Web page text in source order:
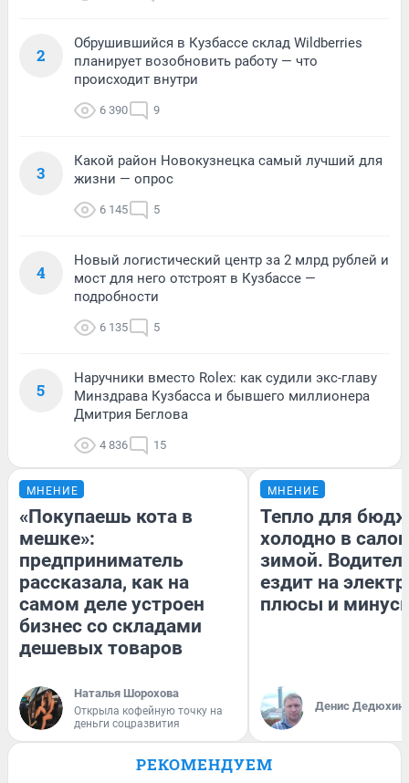
2
Обрушившийся в Кузбассе склад Wildberries
планирует возобновить работу — что
происходит внутри
6 390 9
3
Какой район Новокузнецка самый лучший для
жизни — опрос
6 145 5
4
Новый логистический центр за 2 млрд рублей и
мост для него отстроят в Кузбассе —
подробности
6 135 5
5
Наручники вместо Rolex: как судили экс-главу
Минздрава Кузбасса и бывшего миллионера
Дмитрия Беглова
4 836 15
МНЕНИЕ
«Покупаешь кота в
мешке»:
предприниматель
рассказала, как на
самом деле устроен
бизнес со складами
дешевых товаров
Наталья Шорохова
Открыла кофейную точку на
деньги соцразвития
МНЕНИЕ
Тепло для
холодно в
зимой.
ездит на
плюсы и
Денис Дедюхин
РЕКОМЕНДУЕМ